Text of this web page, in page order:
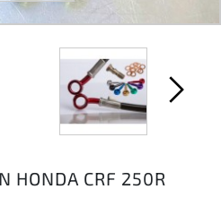
HONDA CRF 250R